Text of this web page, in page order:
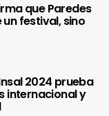
que Paredes
festival, sino
2024 prueba
internacional y